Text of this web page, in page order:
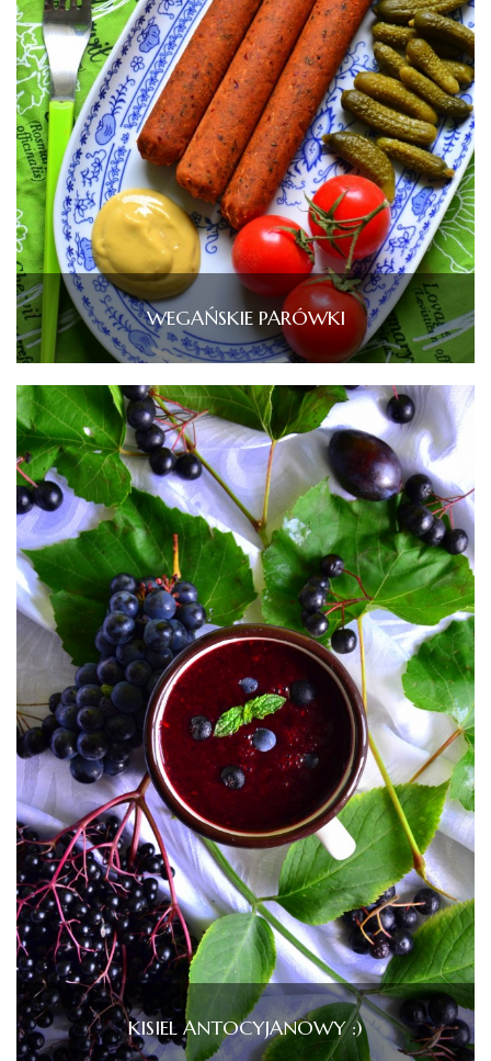
WEGAŃSKIE PARÓWKI
KISIEL ANTOCYJANOWY :)